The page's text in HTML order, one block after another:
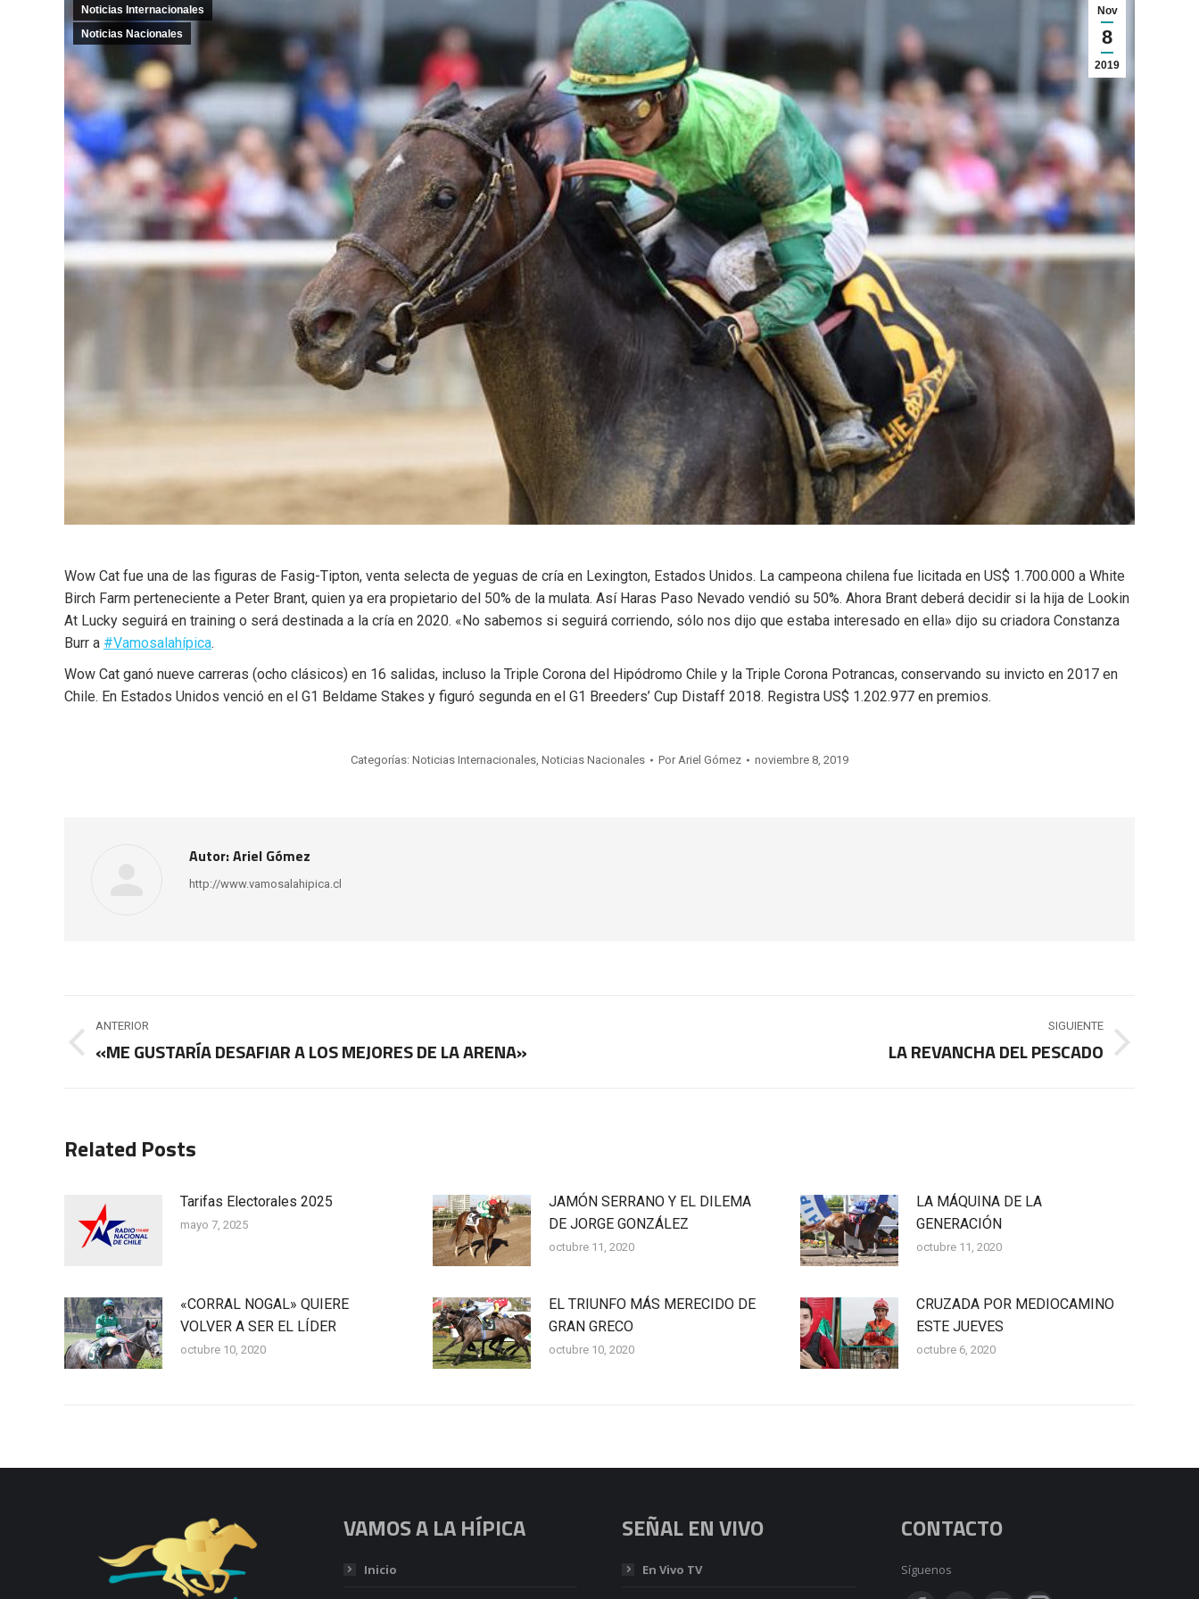
Nov
8
2019
Noticias Internacionales
Noticias Nacionales
Wow Cat fue una de las figuras de Fasig-Tipton, venta selecta de yeguas de cría en Lexington, Estados Unidos. La campeona chilena fue licitada en US$ 1.700.000 a White
Birch Farm perteneciente a Peter Brant, quien ya era propietario del 50% de la mulata. Así Haras Paso Nevado vendió su 50%. Ahora Brant deberá decidir si la hija de Lookin
At Lucky seguirá en training o será destinada a la cría en 2020. «No sabemos si seguirá corriendo, sólo nos dijo que estaba interesado en ella» dijo su criadora Constanza
Burr a #Vamosalahípica.
Wow Cat ganó nueve carreras (ocho clásicos) en 16 salidas, incluso la Triple Corona del Hipódromo Chile y la Triple Corona Potrancas, conservando su invicto en 2017 en
Chile. En Estados Unidos venció en el G1 Beldame Stakes y figuró segunda en el G1 Breeders’ Cup Distaff 2018. Registra US$ 1.202.977 en premios.
Categorías: Noticias Internacionales, Noticias Nacionales PorAriel Gómez noviembre 8, 2019
Autor:Ariel Gómez
http://www.vamosalahipica.cl
Navegación
entre
ANTERIOR
Publicación
«ME GUSTARÍA DESAFIAR A LOS MEJORES DE LA ARENA»
SIGUIENTE
LA REVANCHA DEL PESCADO
Related Posts
Tarifas Electorales 2025
mayo 7, 2025
JAMÓN SERRANO Y EL DILEMA
DE JORGE GONZÁLEZ
octubre 11, 2020
LA MÁQUINA DE LA
GENERACIÓN
octubre 11, 2020
«CORRAL NOGAL» QUIERE
VOLVER A SER EL LÍDER
octubre 10, 2020
EL TRIUNFO MÁS MERECIDO DE
GRAN GRECO
octubre 10, 2020
CRUZADA POR MEDIOCAMINO
ESTE JUEVES
octubre 6, 2020
VAMOS A LA HÍPICA
Inicio
SEÑAL EN VIVO
En Vivo TV
CONTACTO
Síguenos